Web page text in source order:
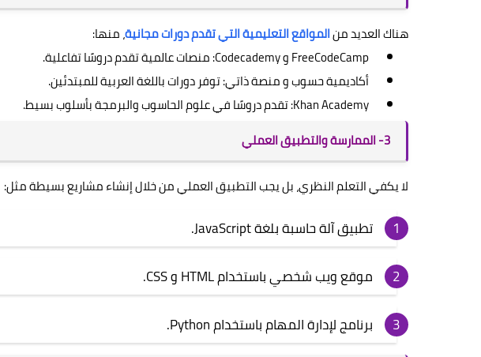
هناك العديد منالمواقع التعليمية التي تقدم دورات مجانية، منها:
FreeCodeCamp و Codecademy: منصات عالمية تقدم دروسًا تفاعلية.
أكاديمية حسوب و منصة ذاتي: توفر دورات باللغة العربية للمبتدئين.
Khan Academy: تقدم دروسًا في علوم الحاسوب والبرمجة بأسلوب بسيط.
3- الممارسة والتطبيق العملي
لا يكفي التعلم النظري، بل يجب التطبيق العملي من خلال إنشاء مشاريع بسيطة مثل:
تطبيق آلة حاسبة بلغة JavaScript.
موقع ويب شخصي باستخدام HTML و CSS.
برنامج لإدارة المهام باستخدام Python.